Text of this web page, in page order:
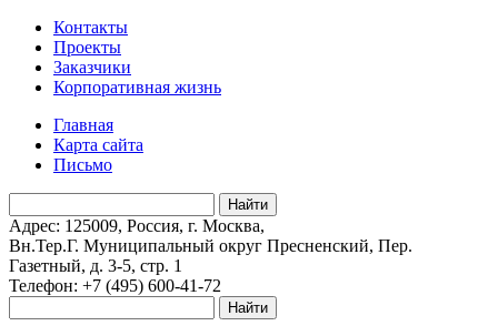
Контакты
Проекты
Заказчики
Корпоративная жизнь
Главная
Карта сайта
Письмо
Адрес: 125009, Россия, г. Москва,
Вн.Тер.Г. Муниципальный округ Пресненский, Пер.
Газетный, д. 3-5, стр. 1
Телефон: +7 (495) 600-41-72